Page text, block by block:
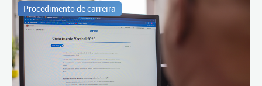
Procedimento de carreira